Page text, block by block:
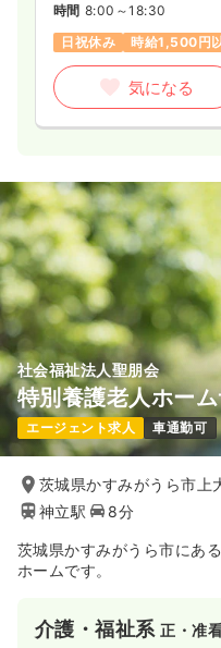
時間 8:00～18:30
日祝休み
時給1,500円
気になる
社会福祉法人聖朋会
特別養護老人ホー
エージェント求人 車通勤可
茨城県かすみがうら市上
神立駅
8分
茨城県かすみがうら市にあ
ホームです。
介護・福祉系正・准